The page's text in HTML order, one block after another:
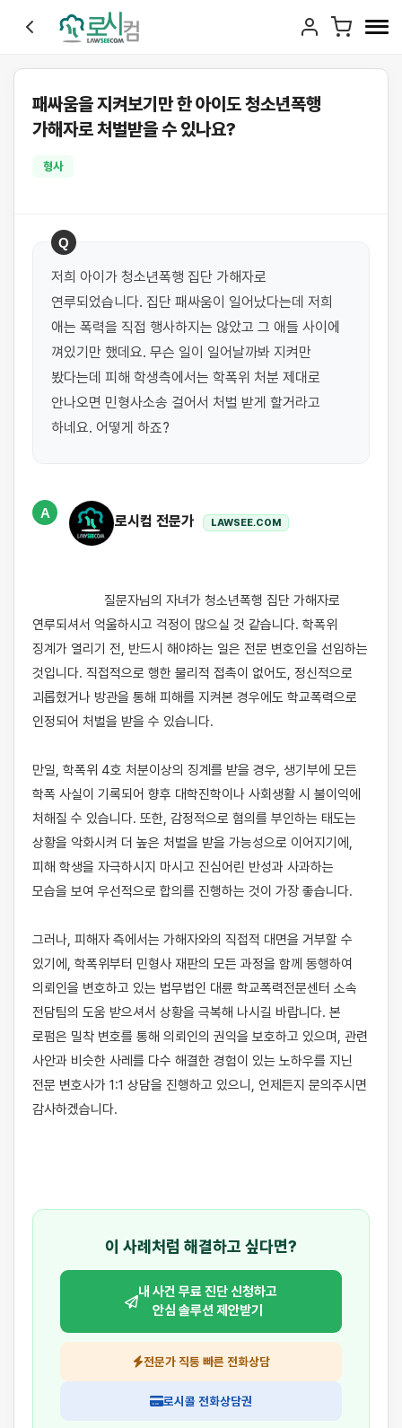
패싸움을 지켜보기만 한 아이도 청소년폭행
가해자로 처벌받을 수 있나요?
형사
Q
저희 아이가 청소년폭행 집단 가해자로
연루되었습니다. 집단 패싸움이 일어났다는데 저희
애는 폭력을 직접 행사하지는 않았고 그 애들 사이에
껴있기만 했데요. 무슨 일이 일어날까봐 지켜만
봤다는데 피해 학생측에서는 학폭위 처분 제대로
안나오면 민형사소송 걸어서 처벌 받게 할거라고
하네요. 어떻게 하죠?
A
로시컴 전문가 LAWSEE.COM
연루되셔서 억울하시고 걱정이 많으실 것 같습니다. 학폭위
징계가 열리기 전, 반드시 해야하는 일은 전문 변호인을 선임하는
것입니다. 직접적으로 행한 물리적 접촉이 없어도, 정신적으로
괴롭혔거나 방관을 통해 피해를 지켜본 경우에도 학교폭력으로
인정되어 처벌을 받을 수 있습니다.
만일, 학폭위 4호 처분이상의 징계를 받을 경우, 생기부에 모든
학폭 사실이 기록되어 향후 대학진학이나 사회생활 시 불이익에
처해질 수 있습니다. 또한, 감정적으로 혐의를 부인하는 태도는
상황을 악화시켜 더 높은 처벌을 받을 가능성으로 이어지기에,
피해 학생을 자극하시지 마시고 진심어린 반성과 사과하는
모습을 보여 우선적으로 합의를 진행하는 것이 가장 좋습니다.
그러나, 피해자 측에서는 가해자와의 직접적 대면을 거부할 수
있기에, 학폭위부터 민형사 재판의 모든 과정을 함께 동행하여
의뢰인을 변호하고 있는 법무법인 대륜 학교폭력전문센터 소속
전담팀의 도움 받으셔서 상황을 극복해 나시길 바랍니다. 본
로펌은 밀착 변호를 통해 의뢰인의 권익을 보호하고 있으며, 관련
사안과 비슷한 사레를 다수 해결한 경험이 있는 노하우를 지닌
전문 변호사가 1:1 상담을 진행하고 있으니, 언제든지 문의주시면
감사하겠습니다.
이 사례처럼 해결하고 싶다면?
내 사건 무료 진단 신청하고
안심 솔루션 제안받기
전문가 직통 빠른 전화상담
로시콜 전화상담권